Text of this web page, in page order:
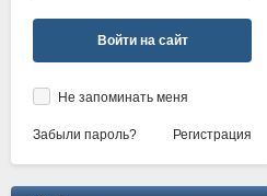
Войти на сайт
Не запоминать меня
Забыли пароль? Регистрация